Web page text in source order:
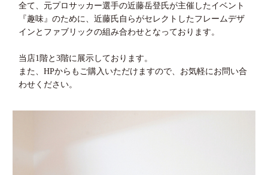
全て、元プロサッカー選手の近藤岳登氏が主催したイベント
『趣味』のために、近藤氏自らがセレクトしたフレームデザ
インとファブリックの組み合わせとなっております。
当店1階と3階に展示しております。
また、HPからもご購入いただけますので、お気軽にお問い合
わせください。